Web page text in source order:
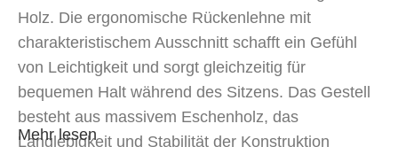
Holz. Die ergonomische Rückenlehne mit
charakteristischem Ausschnitt schafft ein Gefühl
von Leichtigkeit und sorgt gleichzeitig für
bequemen Halt während des Sitzens. Das Gestell
besteht aus massivem Eschenholz, das
Langlebigkeit und Stabilität der Konstruktion
Mehr lesen